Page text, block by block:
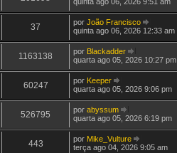
s
a
g
m
M
e
n
s
a
g
e
m
m
a
M
e
n
s
a
e
m
a
ú
l
t
a
M
e
s
a
e
a
a
ú
t
a
M
e
s
a
g
e
37 por João Francisco
V
a
ú
t
a
M
e
s
quinta ago 06, 2026 12:33 am
1163138 por Blackadder
V
a
ú
t
m
a
quarta ago 05, 2026 10:27 pm
60247 por Keeper
V
e
a
a
ú
t
quarta ago 05, 2026 9:06 pm
526795 por abyssum
V
a
a
quarta ago 05, 2026 6:19 pm
443 por Mike_Vulture
V
terça ago 04, 2026 9:05 am